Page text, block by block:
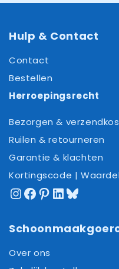
Hulp & Contact
Contact
Bestellen
Herroepingsrecht
Bezorgen &
Ruilen & retourneren
Garantie & klachten
Kortingscode |
Instagram
Facebook
Pinterest
LinkedIn
Bluesky
Over ons